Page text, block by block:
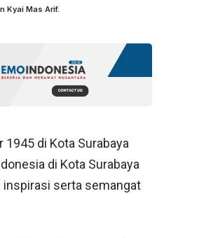
Kyai Mas Arif.
di Kota Surabaya
di Kota Surabaya
inspirasi serta semangat